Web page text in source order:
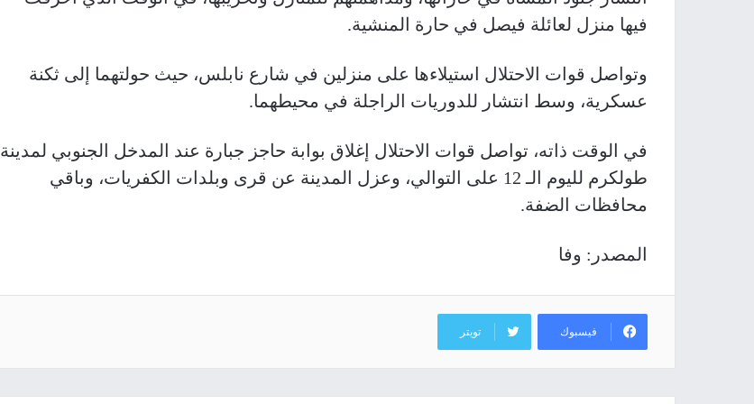
فيها منزل لعائلة فيصل في حارة المنشية.
وتواصل قوات الاحتلال استيلاءها على منزلين في شارع نابلس، حيث حولتهما إلى ثكنة
عسكرية، وسط انتشار للدوريات الراجلة في محيطهما.
في الوقت ذاته، تواصل قوات الاحتلال إغلاق بوابة حاجز جبارة عند المدخل الجنوبي لمدينة
طولكرم لليوم الـ 12 على التوالي، وعزل المدينة عن قرى وبلدات الكفريات، وباقي
محافظات الضفة.
المصدر: وفا
فيسبوك تويتر